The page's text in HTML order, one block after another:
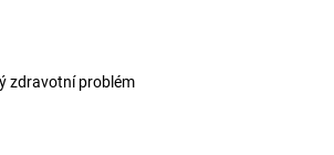
zdravotní problém